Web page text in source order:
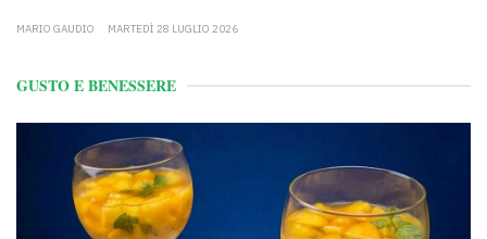
MARIO GAUDIO MARTEDÌ 28 LUGLIO 2026
GUSTO E BENESSERE